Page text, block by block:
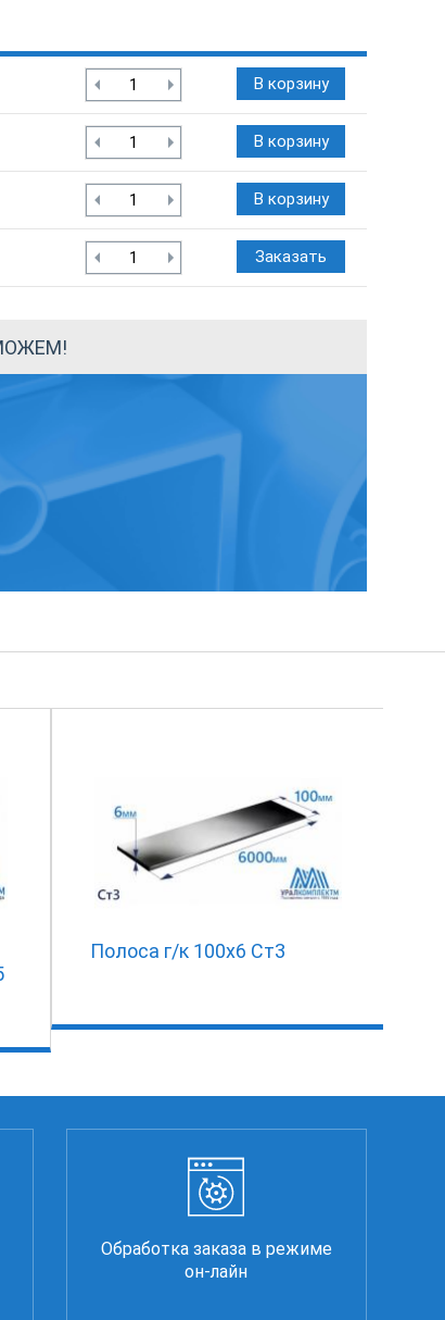
В корзину
В корзину
В корзину
Заказать
Полоса г/к 100х6 Ст3
Обработка заказа в режиме
он-лайн